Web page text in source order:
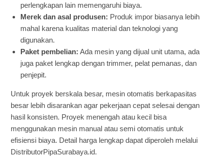
perlengkapan lain memengaruhi biaya.
Merek dan asal produsen: Produk impor biasanya lebih
mahal karena kualitas material dan teknologi yang
digunakan.
Paket pembelian: Ada mesin yang dijual unit utama, ada
juga paket lengkap dengan trimmer, pelat pemanas, dan
penjepit.
Untuk proyek berskala besar, mesin otomatis berkapasitas
besar lebih disarankan agar pekerjaan cepat selesai dengan
hasil konsisten. Proyek menengah atau kecil bisa
menggunakan mesin manual atau semi otomatis untuk
efisiensi biaya. Detail harga lengkap dapat diperoleh melalui
DistributorPipaSurabaya.id.